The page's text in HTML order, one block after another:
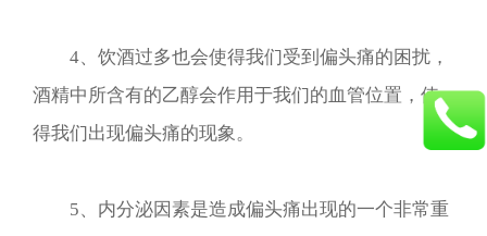
4、饮酒过多也会使得我们受到偏头痛的困扰，
酒精中所含有的乙醇会作用于我们的血管位置，使
得我们出现偏头痛的现象。
5、内分泌因素是造成偏头痛出现的一个非常重